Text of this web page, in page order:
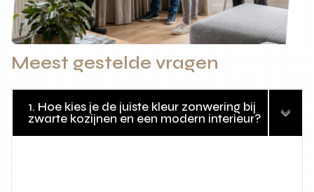
Meest gestelde vragen
1. Hoe kies je de juiste kleur zonwering bij
zwarte kozijnen en een modern interieur?